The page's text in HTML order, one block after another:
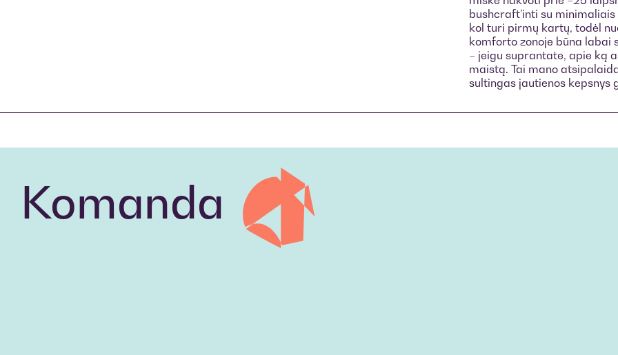
bushcraft’inti su
kol turi pirmų kartų, todėl
komforto zonoje būna labai
– jeigu suprantate, apie ką
maistą. Tai mano
sultingas jautienos kepsnys
Komanda